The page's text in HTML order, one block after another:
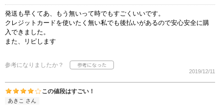
発送も早くてあ、もう無いって時でもすごくいいです。
クレジットカードを使いたく無い私でも後払いがあるので安心安全に購
入できました。
また、リピします
参考になりましたか？
2019/12/11
この値段はすごい！
あきこ さん